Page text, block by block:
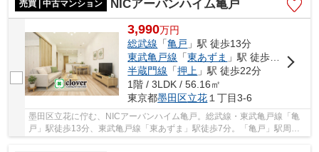
売買 | 中古マンション
NICアーバンハイム亀戸
3,990万円
総武線 「亀戸 」駅 徒歩13分
東武亀戸線 「東あずま 」駅 徒歩7分
半蔵門線 「押上 」駅 徒歩22分
1階 / 3LDK / 56.16㎡
東京都墨田区立花１丁目3-6
墨田区立花に佇む、NICアーバンハイム亀戸。総武線・東武亀戸線「亀
戸」駅徒歩13分、東武亀戸線「東あずま」駅徒歩7分。「亀戸」駅周辺